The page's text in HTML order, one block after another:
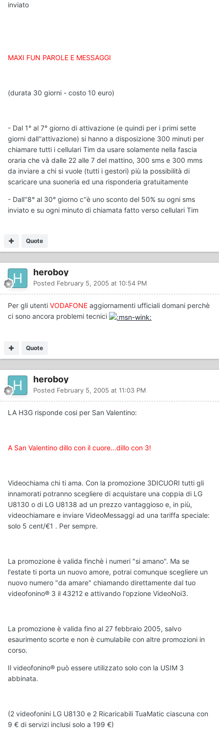
inviato
MAXI FUN PAROLE E MESSAGGI
(durata 30 giorni - costo 10 euro)
- Dal 1° al 7° giorno di attivazione (e quindi per i primi sette
giorni dall''attivazione) si hanno a disposizione 300 minuti per
chiamare tutti i cellulari Tim da usare solamente nella fascia
oraria che và dalle 22 alle 7 del mattino, 300 sms e 300 mms
da inviare a chi si vuole (tutti i gestori) più la possibilità di
scaricare una suoneria ed una risponderia gratuitamente
- Dall''8° al 30° giorno c''è uno sconto del 50% su ogni sms
inviato e su ogni minuto di chiamata fatto verso cellulari Tim
Quote
heroboy
Posted February 5, 2005 at 10:54 PM
Per gli utenti VODAFONE aggiornamenti ufficiali domani perchè
ci sono ancora problemi tecnici
Quote
heroboy
Posted February 5, 2005 at 11:03 PM
LA H3G risponde cosi per San Valentino:
A San Valentino dillo con il cuore...dillo con 3!
Videochiama chi ti ama. Con la promozione 3DICUORI tutti gli
innamorati potranno scegliere di acquistare una coppia di LG
U8130 o di LG U8138 ad un prezzo vantaggioso e, in più,
videochiamare e inviare VideoMessaggi ad una tariffa speciale:
solo 5 cent/€1 . Per sempre.
La promozione è valida finchè i numeri "si amano". Ma se
l'estate ti porta un nuovo amore, potrai comunque scegliere un
nuovo numero "da amare" chiamando direttamente dal tuo
videofonino® 3 il 43212 e attivando l'opzione VideoNoi3.
La promozione è valida fino al 27 febbraio 2005, salvo
esaurimento scorte e non è cumulabile con altre promozioni in
corso.
Il videofonino® può essere utilizzato solo con la USIM 3
abbinata.
(2 videofonini LG U8130 e 2 Ricaricabili TuaMatic ciascuna con
9 € di servizi inclusi solo a 199 €)